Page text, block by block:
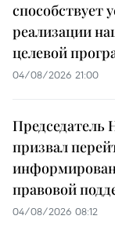
способствует
реализации
целевой
04/08/2026 21:00
Председатель
призвал
правовой
04/08/2026 08:12